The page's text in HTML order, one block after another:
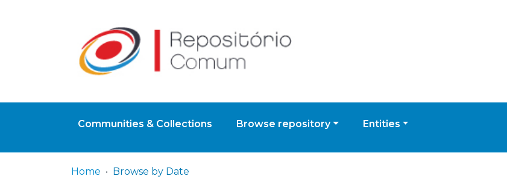
Communities & Collections Browse repository Entities
Home Browse by Date